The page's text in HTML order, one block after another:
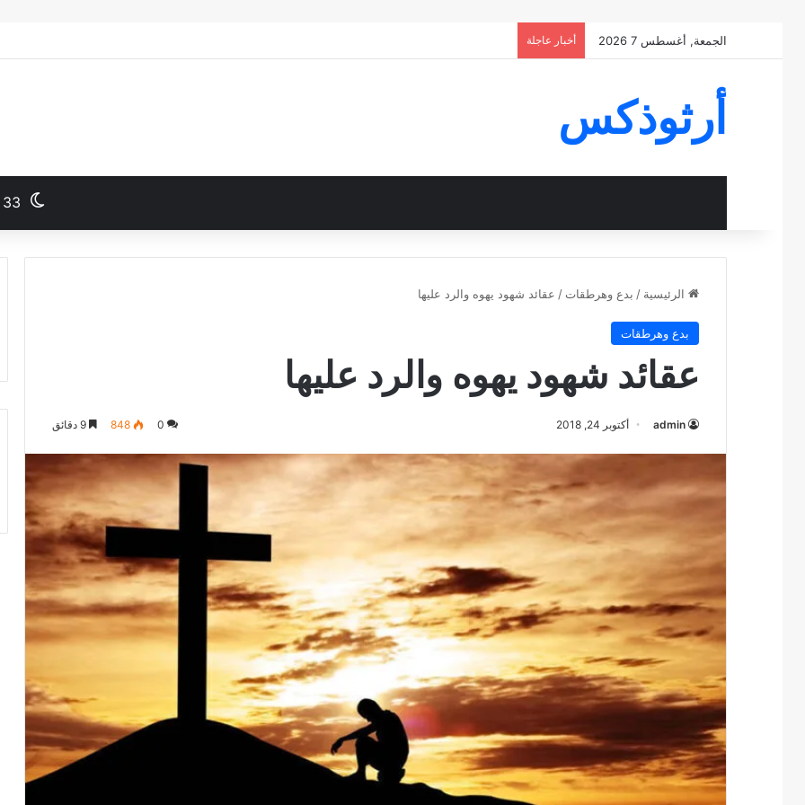
الجمعة, أغسطس 7 2026 أخبار عاجلة
أرثوذكس
33
الرئيسية / بدع وهرطقات / عقائد شهود يهوه والرد عليها
بدع وهرطقات
عقائد شهود يهوه والرد عليها
admin أكتوبر 24, 2018 0
848